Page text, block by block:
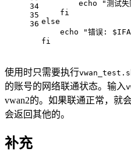
34
35
36
echo
"测试失
fi
else
echo
"错误:
fi
使用时只需要执行
的账号的网络联通状态。输入
vwan2的。如果联通正常，就
会返回其他的。
补充